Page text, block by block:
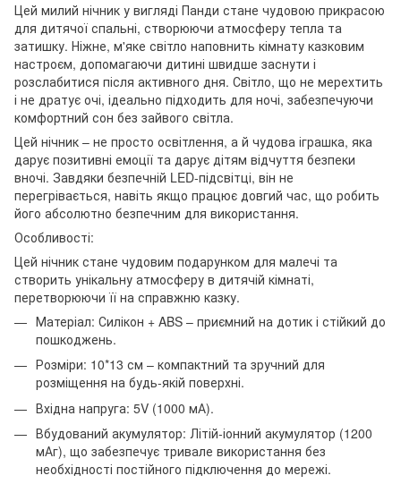
Цей милий нічник у вигляді Панди стане чудовою прикрасою
для дитячої спальні, створюючи атмосферу тепла та
затишку. Ніжне, м'яке світло наповнить кімнату казковим
настроєм, допомагаючи дитині швидше заснути і
розслабитися після активного дня. Світло, що не мерехтить
і не дратує очі, ідеально підходить для ночі, забезпечуючи
комфортний сон без зайвого світла.
Цей нічник – не просто освітлення, а й чудова іграшка, яка
дарує позитивні емоції та дарує дітям відчуття безпеки
вночі. Завдяки безпечній LED-підсвітці, він не
перегрівається, навіть якщо працює довгий час, що робить
його абсолютно безпечним для використання.
Особливості:
Цей нічник стане чудовим подарунком для малечі та
створить унікальну атмосферу в дитячій кімнаті,
перетворюючи її на справжню казку.
Матеріал: Силікон + ABS – приємний на дотик і стійкий до
пошкоджень.
Розміри: 10*13 см – компактний та зручний для
розміщення на будь-якій поверхні.
Вхідна напруга: 5V (1000 мА).
Вбудований акумулятор: Літій-іонний акумулятор (1200
мАг), що забезпечує тривале використання без
необхідності постійного підключення до мережі.